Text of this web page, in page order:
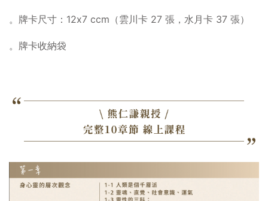
。牌卡尺寸：12x7 ccm（雲川卡 27 張，水月卡 37 張）
。牌卡收納袋